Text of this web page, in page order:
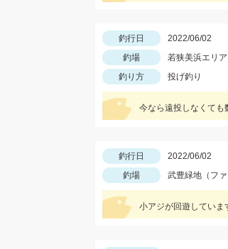
釣行日 2022/06/02
釣場
若狭美浜エリア
釣り方
投げ釣り
今なら遠投しなくても
釣行日 2022/06/02
釣場
武豊緑地（ファ
小アジが回遊していま